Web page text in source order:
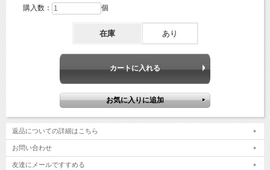
数対応
メモリ機能:電源オフ時にも測定累積値を保存可能
表示内容: 電圧 (V)、電流 (A)、電力 (W)（リアルタイム）、充電容量（mAh）、電力
使用量（Wh）、動作時間のタイマー、CPU温度、最大値記録（電圧、電流、電力）
本体サイズ:約18mm × 42mm × 9mm （USB端子除く）
【注意事項】 本製品は、ノーブランド製品となり注文後のキャンセル、ご返品はで
きませんので予めご了承のうえご購入をお願いします。またこちらの製品は単品商品
となり、2個入りのセット商品ではございません。
購入数： 個
在庫 あり
返品についての詳細はこちら
お問い合わせ
友達にメールですすめる